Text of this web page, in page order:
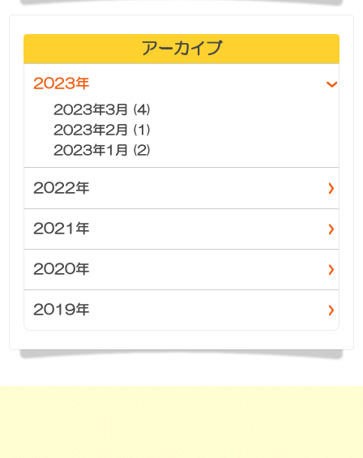
アーカイブ
2023年
2023年3月 (4)
2023年2月 (1)
2023年1月 (2)
2022年
2021年
2020年
2019年